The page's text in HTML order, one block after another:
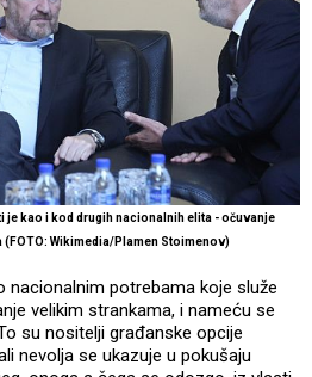
je kao i kod drugih nacionalnih elita - očuvanje
Wikimedia/Plamen Stoimenov)
nacionalnim potrebama koje služe
velikim strankama, i nameću se
su nositelji građanske opcije
nevolja se ukazuje u pokušaju